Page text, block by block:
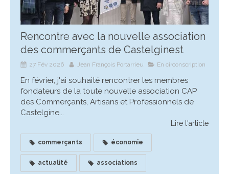
Rencontre avec la nouvelle association
des commerçants de Castelginest
27 Fév 2026 Jean François Portarrieu En circonscription
En février, j'ai souhaité rencontrer les membres
fondateurs de la toute nouvelle association CAP
des Commerçants, Artisans et Professionnels de
Castelgine...
Lire l'article
commerçants économie
actualité associations